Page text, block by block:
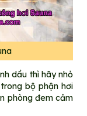
dầu thì hãy nhỏ
bộ phận hơi
phòng đem cảm